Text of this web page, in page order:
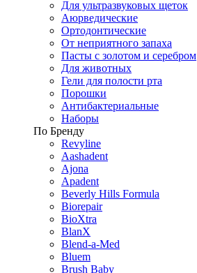
Для ультразвуковых щеток
Аюрведические
Ортодонтические
От неприятного запаха
Пасты с золотом и серебром
Для животных
Гели для полости рта
Порошки
Антибактериальные
Наборы
По Бренду
Revyline
Aashadent
Ajona
Apadent
Beverly Hills Formula
Biorepair
BioXtra
BlanX
Blend-a-Med
Bluem
Brush Baby